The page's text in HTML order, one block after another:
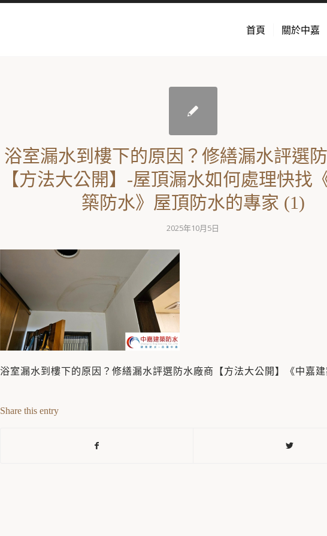
首頁 關於中嘉
浴室漏水到樓下的原因？修繕漏水評選
【方法大公開】-屋頂漏水如何處理快找
築防水》屋頂防水的專家 (1)
2025年10月5日
浴室漏水到樓下的原因？修繕漏水評選防水廠商【方法大公開】《中嘉
Share this entry